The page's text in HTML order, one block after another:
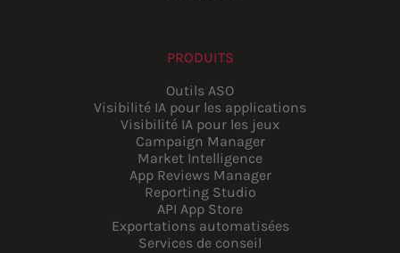
PRODUITS
Outils ASO
Visibilité IA pour les applications
Visibilité IA pour les jeux
Campaign Manager
Market Intelligence
App Reviews Manager
Reporting Studio
API App Store
Exportations automatisées
Services de conseil